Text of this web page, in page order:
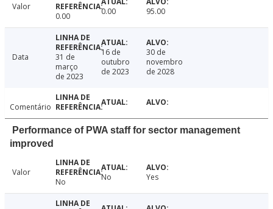
Valor
0.00
0.00 95.00
Data
31 de
março
de 2023
16 de
outubro
de 2023
30 de
novembro
de 2028
Comentário
Performance of PWA staff for sector management
improved
Valor
No
No Yes